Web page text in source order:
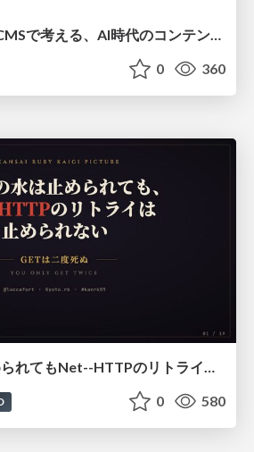
20260722_microCMSで考える、AI時代のコンテンツ運用設計
0 360
琵琶湖の水は止められてもNet--HTTPのリトライは止められない / You might be able to stop the water flow of Lake Biwa but you can't stop Net::HTTP retries
0 580